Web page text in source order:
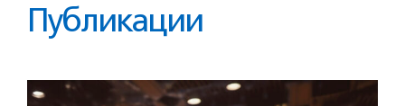
Публикации